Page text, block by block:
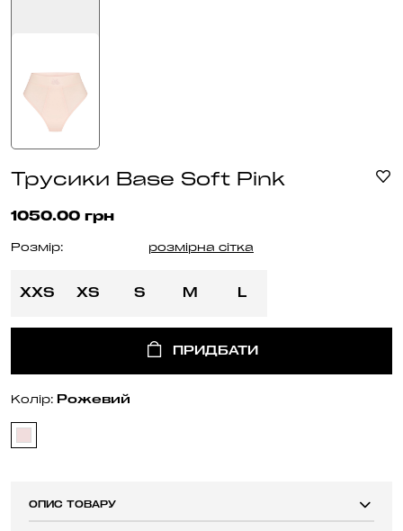
Трусики Base Soft Pink
1050.00 грн
Розмір: розмірна сітка
XXS XS S M L
ПРИДБАТИ
Колір: Рожевий
ОПИС ТОВАРУ